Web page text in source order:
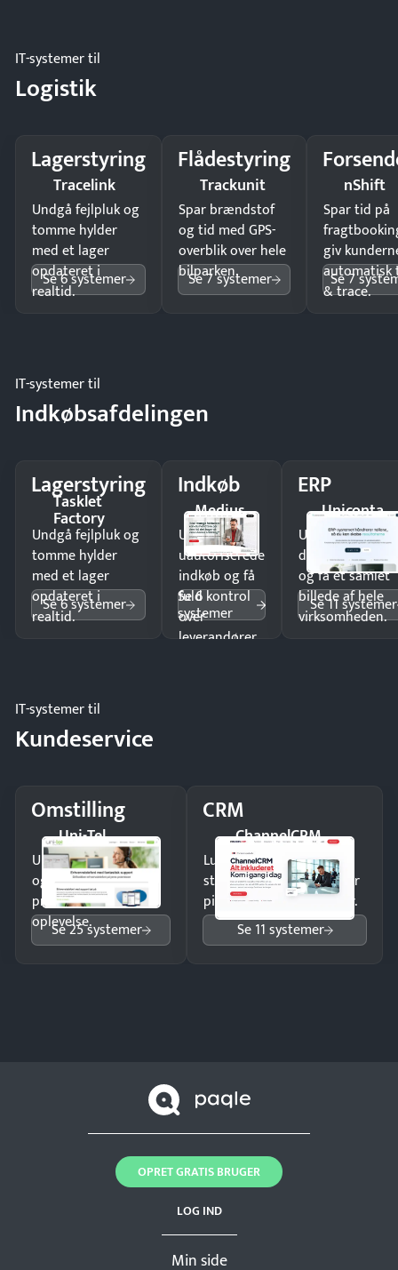
IT-systemer til
Logistik
Lagerstyring
Tracelink
Undgå fejlpluk og
tomme hylder
med et lager
opdateret i
realtid.
Se 6 systemer
Flådestyring
Trackunit
Spar brændstof
og tid med GPS-
overblik over hele
bilparken.
Se 7 systemer
nShift
Spar tid på
giv
automatisk
& trace.
Se 7
IT-systemer til
Indkøbsafdelingen
Lagerstyring
Tasklet
Factory
Undgå fejlpluk og
tomme hylder
med et lager
opdateret i
realtid.
Se 6 systemer
Indkøb
Medius
Undgå
uautoriserede
indkøb og få
fuld kontrol
over
leverandører
Se 6
systemer
ERP
Uniconta
Undgå
og få ét samlet
billede af hele
virksomheden.
Se 11 systemer
IT-systemer til
Kundeservice
Omstilling
Uni-Tel
Undgå tabte opkald
og giv kunderne en
professionel
oplevelse.
Se 25 systemer
CRM
ChannelCRM
Luk flere salg med et
struktureret overblik over
pipeline og opfølgninger.
Se 11 systemer
Min side
LOG IND
OPRET GRATIS BRUGER